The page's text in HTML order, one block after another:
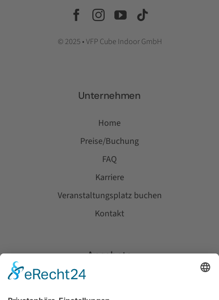
© 2025 • VFP Cube Indoor GmbH
Unternehmen
Home
Preise/Buchung
FAQ
Karriere
Veranstaltungsplatz buchen
Kontakt
Angebote
Trampolinpark